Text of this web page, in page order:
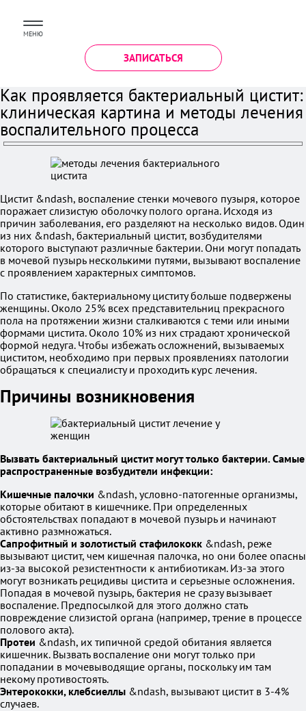
МЕНЮ
ЗАПИСАТЬСЯ
Как проявляется бактериальный цистит:
клиническая картина и методы лечения
воспалительного процесса
Цистит &ndash, воспаление стенки мочевого пузыря, которое
поражает слизистую оболочку полого органа. Исходя из
причин заболевания, его разделяют на несколько видов. Один
из них &ndash, бактериальный цистит, возбудителями
которого выступают различные бактерии. Они могут попадать
в мочевой пузырь несколькими путями, вызывают воспаление
с проявлением характерных симптомов.
По статистике, бактериальному циститу больше подвержены
женщины. Около 25% всех представительниц прекрасного
пола на протяжении жизни сталкиваются с теми или иными
формами цистита. Около 10% из них страдают хронической
формой недуга. Чтобы избежать осложнений, вызываемых
циститом, необходимо при первых проявлениях патологии
обращаться к специалисту и проходить курс лечения.
Причины возникновения
Вызвать бактериальный цистит могут только бактерии. Самые
распространенные возбудители инфекции:
Кишечные палочки &ndash, условно-патогенные организмы,
которые обитают в кишечнике. При определенных
обстоятельствах попадают в мочевой пузырь и начинают
активно размножаться.
Сапрофитный и золотистый стафилококк &ndash, реже
вызывают цистит, чем кишечная палочка, но они более опасны
из-за высокой резистентности к антибиотикам. Из-за этого
могут возникать рецидивы цистита и серьезные осложнения.
Попадая в мочевой пузырь, бактерия не сразу вызывает
воспаление. Предпосылкой для этого должно стать
повреждение слизистой органа (например, трение в процессе
полового акта).
Протеи &ndash, их типичной средой обитания является
кишечник. Вызвать воспаление они могут только при
попадании в мочевыводящие органы, поскольку им там
некому противостоять.
Энтерококки, клебсиеллы &ndash, вызывают цистит в 3-4%
случаев.